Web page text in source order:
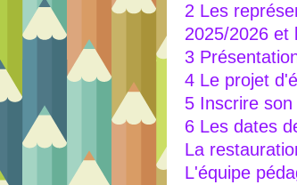
2 Les
2025/2026 et
3
4 Le projet
5 Inscrire
6 Les dates
La
L'équipe